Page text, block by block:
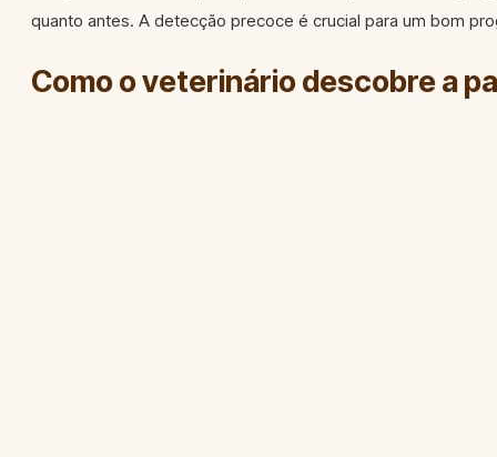
quanto antes. A detecção precoce é crucial para um bom
Como o veterinário descobre a